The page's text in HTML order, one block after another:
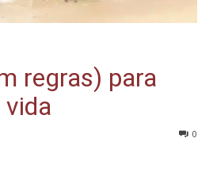
regras) para
0